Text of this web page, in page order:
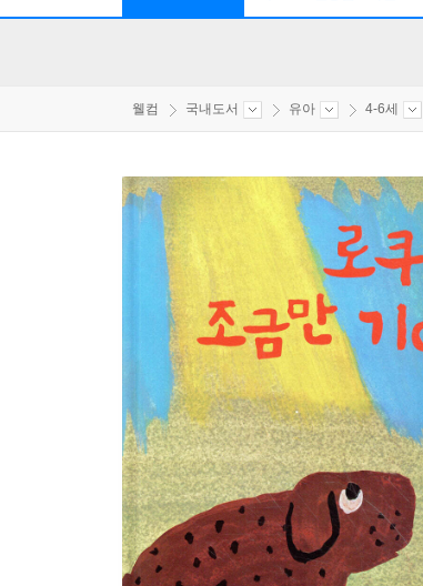
웰컴 국내도서 유아 4-6세